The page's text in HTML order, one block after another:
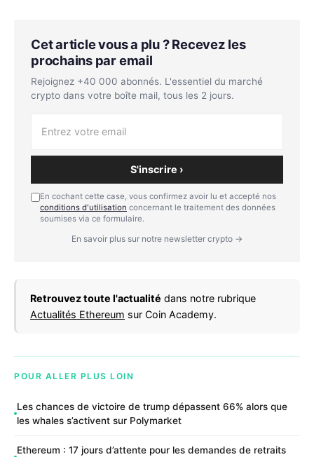
Cet article vous a plu ? Recevez les
prochains par email
Rejoignez +40 000 abonnés. L'essentiel du marché
crypto dans votre boîte mail, tous les 2 jours.
S'inscrire ›
En cochant cette case, vous confirmez avoir lu et accepté nos
conditions d'utilisation concernant le traitement des données
soumises via ce formulaire.
En savoir plus sur notre newsletter crypto →
Retrouvez toute l'actualité dans notre rubrique
Actualités Ethereum sur Coin Academy.
POUR ALLER PLUS LOIN
Les chances de victoire de trump dépassent 66% alors que
les whales s’activent sur Polymarket
Ethereum : 17 jours d’attente pour les demandes de retraits